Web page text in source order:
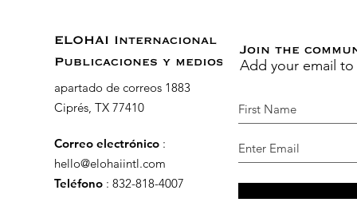
ELOHAI Internacional
Publicaciones y medios
apartado de correos 1883
Ciprés, TX 77410
Correo electrónico :
hello@elohaiintl.com
Teléfono : 832-818-4007
Join the
Add your email